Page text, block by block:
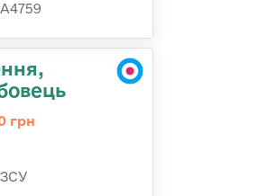
грн